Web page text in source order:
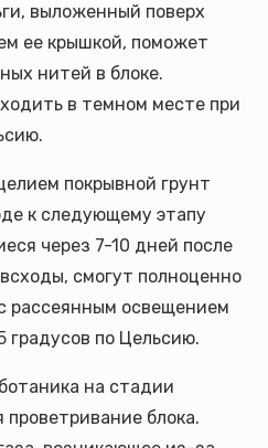
выложенный поверх
ее крышкой, поможет
нитей в блоке.
в темном месте при
покрывной грунт
к следующему этапу
через 7-10 дней после
смогут полноценно
рассеянным освещением
градусов по Цельсию.
на стадии
блока.